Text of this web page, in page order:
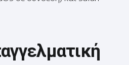
κάθε λήψη